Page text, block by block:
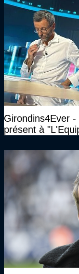
Girondins4Ever
présent à